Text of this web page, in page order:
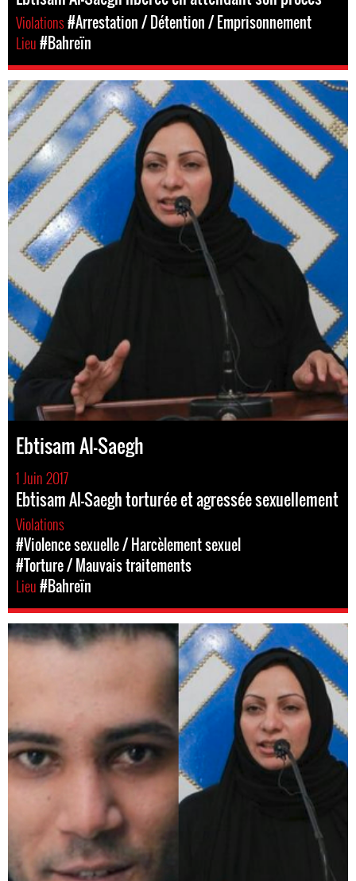
Violations#Arrestation / Détention / Emprisonnement
Lieu#Bahreïn
Ebtisam Al-Saegh
1 Juin 2017
Ebtisam Al-Saegh torturée et agressée sexuellement
Violations
#Violence sexuelle / Harcèlement sexuel
#Torture / Mauvais traitements
Lieu#Bahreïn